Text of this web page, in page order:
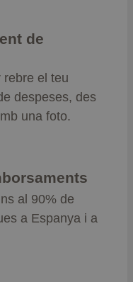
de
rebre el teu
despeses, des
una foto.
al 90% de
a Espanya i a